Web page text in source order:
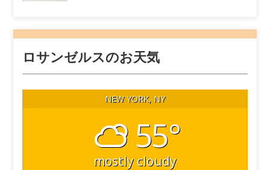
ロサンゼルスのお天気
NEW YORK, NY
55°
mostly cloudy